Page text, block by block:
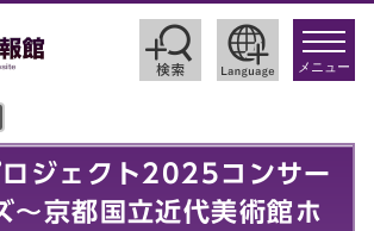
toggle
メニュー
ジェクト2025コンサー
～京都国立近代美術館ホ